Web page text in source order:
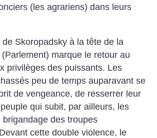
(les agrariens) dans leurs
Skoropadsky à la tête de la
marque le retour au
privilèges des puissants. Les
peu de temps auparavant se
de vengeance, de resserrer leur
qui subit, par ailleurs, les
brigandage des troupes
cette double violence, le